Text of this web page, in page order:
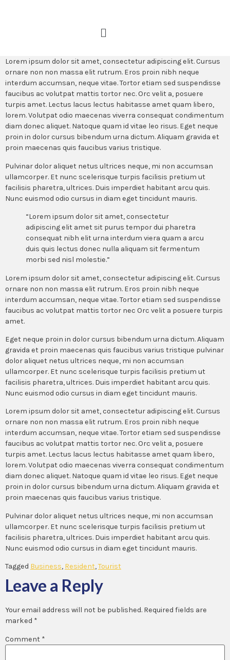
Lorem ipsum dolor sit amet, consectetur adipiscing elit. Cursus
ornare non non massa elit rutrum. Eros proin nibh neque
interdum accumsan, neque vitae. Tortor etiam sed suspendisse
faucibus ac volutpat mattis tortor nec. Orc velit a, posuere
turpis amet. Lectus lacus lectus habitasse amet quam libero,
lorem. Volutpat odio maecenas viverra consequat condimentum
diam donec aliquet. Natoque quam id vitae leo risus. Eget neque
proin in dolor cursus bibendum urna dictum. Aliquam gravida et
proin maecenas quis faucibus varius tristique.
Pulvinar dolor aliquet netus ultrices neque, mi non accumsan
ullamcorper. Et nunc scelerisque turpis facilisis pretium ut
facilisis pharetra, ultrices. Duis imperdiet habitant arcu quis.
Nunc euismod odio cursus in diam eget tincidunt mauris.
“Lorem ipsum dolor sit amet, consectetur
adipiscing elit amet sit purus tempor dui pharetra
consequat nibh elit urna interdum viera quam a arcu
duis quis lectus donec nulla aliquam sit fermentum
morbi sed nisl molestie.”
Lorem ipsum dolor sit amet, consectetur adipiscing elit. Cursus
ornare non non massa elit rutrum. Eros proin nibh neque
interdum accumsan, neque vitae. Tortor etiam sed suspendisse
faucibus ac volutpat mattis tortor nec Orc velit a posuere turpis
amet.
Eget neque proin in dolor cursus bibendum urna dictum. Aliquam
gravida et proin maecenas quis faucibus varius tristique pulvinar
dolor aliquet netus ultrices neque, mi non accumsan
ullamcorper. Et nunc scelerisque turpis facilisis pretium ut
facilisis pharetra, ultrices. Duis imperdiet habitant arcu quis.
Nunc euismod odio cursus in diam eget tincidunt mauris.
Lorem ipsum dolor sit amet, consectetur adipiscing elit. Cursus
ornare non non massa elit rutrum. Eros proin nibh neque
interdum accumsan, neque vitae. Tortor etiam sed suspendisse
faucibus ac volutpat mattis tortor nec. Orc velit a, posuere
turpis amet. Lectus lacus lectus habitasse amet quam libero,
lorem. Volutpat odio maecenas viverra consequat condimentum
diam donec aliquet. Natoque quam id vitae leo risus. Eget neque
proin in dolor cursus bibendum urna dictum. Aliquam gravida et
proin maecenas quis faucibus varius tristique.
Pulvinar dolor aliquet netus ultrices neque, mi non accumsan
ullamcorper. Et nunc scelerisque turpis facilisis pretium ut
facilisis pharetra, ultrices. Duis imperdiet habitant arcu quis.
Nunc euismod odio cursus in diam eget tincidunt mauris.
Tagged Business, Resident,Tourist
Leave a Reply
Your email address will not be published. Required fields are
marked *
Comment *